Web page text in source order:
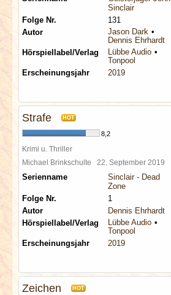
Sinclair
Folge Nr.
131
Autor
Jason Dark
Dennis Ehrhardt
Hörspiellabel/Verlag
Lübbe Audio
Tonpool
Erscheinungsjahr
2019
Strafe HOT
8,2
Krimi u. Thriller
Michael Brinkschulte 22. September 2019
Serienname
Sinclair - Dead
Zone
Folge Nr.
1
Autor
Dennis Ehrhardt
Hörspiellabel/Verlag
Lübbe Audio
Tonpool
Erscheinungsjahr
2019
Zeichen HOT